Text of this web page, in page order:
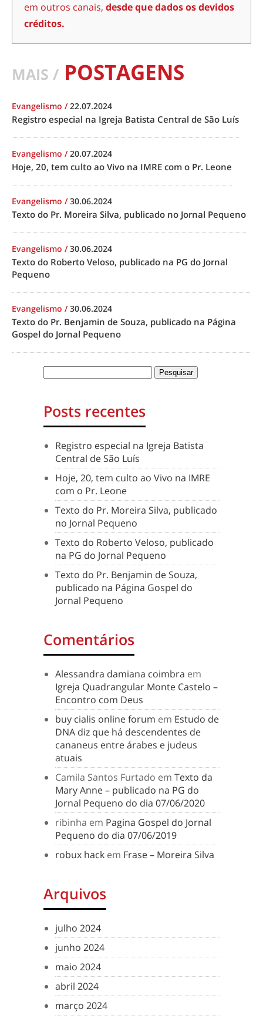
em outros canais, desde que dados os devidos
créditos.
MAIS / POSTAGENS
Evangelismo /22.07.2024
Registro especial na Igreja Batista Central de São Luís
Evangelismo /20.07.2024
Hoje, 20, tem culto ao Vivo na IMRE com o Pr. Leone
Evangelismo /30.06.2024
Texto do Pr. Moreira Silva, publicado no Jornal Pequeno
Evangelismo /30.06.2024
Texto do Roberto Veloso, publicado na PG do Jornal
Pequeno
Evangelismo /30.06.2024
Texto do Pr. Benjamin de Souza, publicado na Página
Gospel do Jornal Pequeno
Posts recentes
Registro especial na Igreja Batista
Central de São Luís
Hoje, 20, tem culto ao Vivo na IMRE
com o Pr. Leone
Texto do Pr. Moreira Silva, publicado
no Jornal Pequeno
Texto do Roberto Veloso, publicado
na PG do Jornal Pequeno
Texto do Pr. Benjamin de Souza,
publicado na Página Gospel do
Jornal Pequeno
Comentários
Alessandra damiana coimbra em
Igreja Quadrangular Monte Castelo –
Encontro com Deus
buy cialis online forum em Estudo de
DNA diz que há descendentes de
cananeus entre árabes e judeus
atuais
Camila Santos Furtado em Texto da
Mary Anne – publicado na PG do
Jornal Pequeno do dia 07/06/2020
ribinha em Pagina Gospel do Jornal
Pequeno do dia 07/06/2019
robux hack em Frase – Moreira Silva
Arquivos
julho 2024
junho 2024
maio 2024
abril 2024
março 2024